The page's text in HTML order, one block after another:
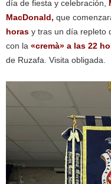
día de fiesta y celebración,
MacDonald, que
horas y tras un día repleto
con la «cremà» a las 22
de Ruzafa. Visita obligada.